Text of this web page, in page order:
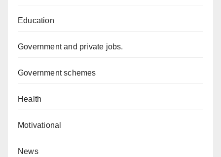
Education
Government and private jobs.
Government schemes
Health
Motivational
News